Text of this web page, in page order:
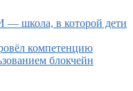
школа, в которой дети
компетенцию
блокчейн